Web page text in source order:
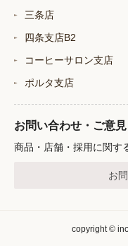
三条店
四条支店B2
コーヒーサロン支店
ポルタ支店
お問い合わせ・ご意見
商品・店舗・採用に関す
お
copyright ©